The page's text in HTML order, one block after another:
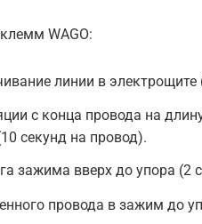
WAGO:
линии в
с конца провода на
секунд на провод).
зажима вверх до упора (2
провода в зажим до